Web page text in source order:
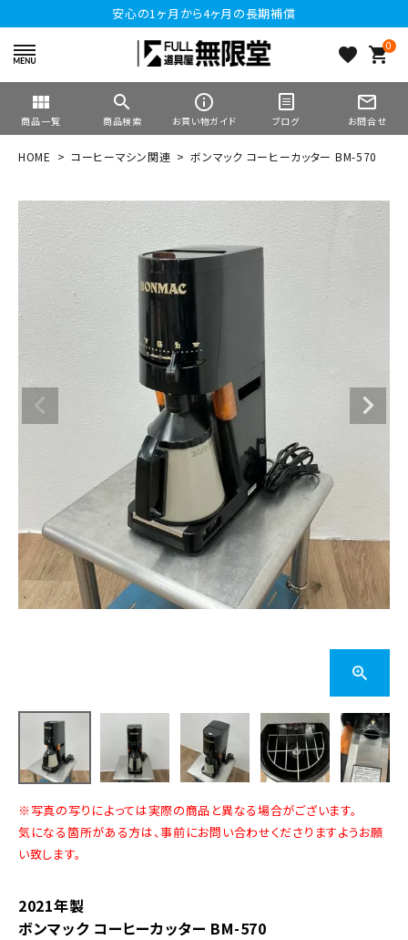
安心の1ヶ月から4ヶ月の長期補償
favorite 0
shopping_cart
view_module
商品一覧
search
商品検索
info_outline
お買い物ガイド ブログ
mail_outline
お問合せ
HOME コーヒーマシン関連 ボンマック コーヒーカッター BM-570
※写真の写りによっては実際の商品と異なる場合がございます。
気になる箇所がある方は、事前にお問い合わせくださりますようお願
い致します。
2021年製
ボンマック コーヒーカッター BM-570